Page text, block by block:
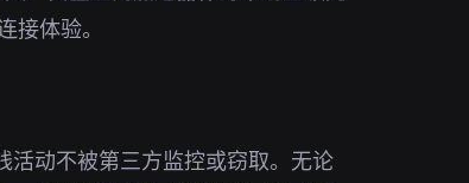
接体验。
活动不被第三方监控或窃取。无论